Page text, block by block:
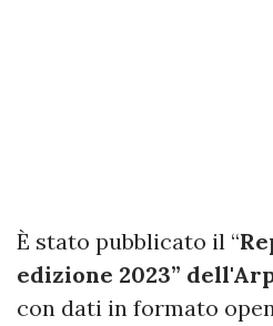
È stato pubblicato il “
edizione 2023”
con dati in formato